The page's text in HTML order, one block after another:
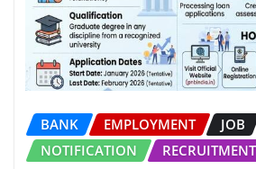
BANK EMPLOYMENT
JOB
NOTIFICATION
RECRUITMENT